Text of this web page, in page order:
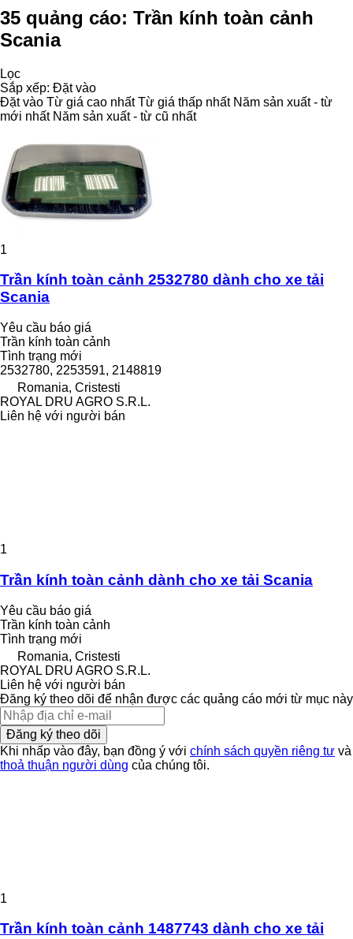
35 quảng cáo: Trần kính toàn cảnh
Scania
Lọc
Sắp xếp: Đặt vào
Đặt vào Từ giá cao nhất Từ giá thấp nhất Năm sản xuất - từ
mới nhất Năm sản xuất - từ cũ nhất
1
Trần kính toàn cảnh 2532780 dành cho xe tải
Scania
Yêu cầu báo giá
Trần kính toàn cảnh
Tình trạng mới
2532780, 2253591, 2148819
Romania, Cristesti
ROYAL DRU AGRO S.R.L.
Liên hệ với người bán
1
Trần kính toàn cảnh dành cho xe tải Scania
Yêu cầu báo giá
Trần kính toàn cảnh
Tình trạng mới
Romania, Cristesti
ROYAL DRU AGRO S.R.L.
Liên hệ với người bán
Đăng ký theo dõi để nhận được các quảng cáo mới từ mục này
Đăng ký theo dõi
Khi nhấp vào đây, bạn đồng ý với chính sách quyền riêng tư và
thoả thuận người dùng của chúng tôi.
1
Trần kính toàn cảnh 1487743 dành cho xe tải